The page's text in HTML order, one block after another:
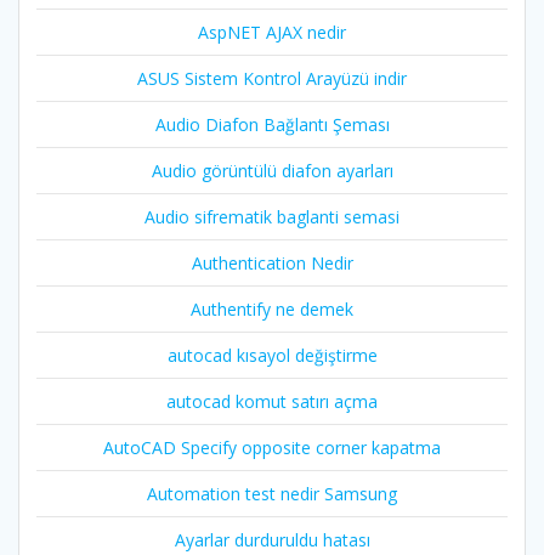
AspNET AJAX nedir
ASUS Sistem Kontrol Arayüzü indir
Audio Diafon Bağlantı Şeması
Audio görüntülü diafon ayarları
Audio sifrematik baglanti semasi
Authentication Nedir
Authentify ne demek
autocad kısayol değiştirme
autocad komut satırı açma
AutoCAD Specify opposite corner kapatma
Automation test nedir Samsung
Ayarlar durduruldu hatası